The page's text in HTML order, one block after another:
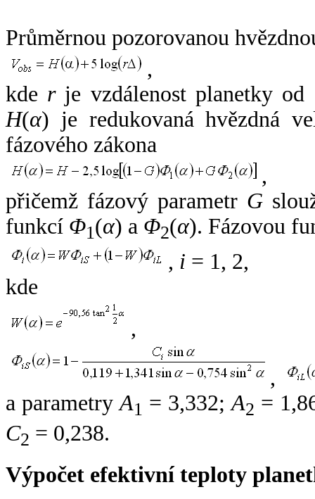
Průměrnou pozorovanou
,
kde rje vzdálenost planetky od
H(α) je redukovaná hvězdná
fázového zákona
,
přičemž fázový parametr G
funkcí Φ1(α) a Φ2(α). Fázovou
, i = 1, 2,
kde
,
,
a parametryA1 = 3,332;A2 =
C2 = 0,238.
Výpočet efektivní teploty